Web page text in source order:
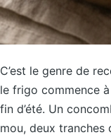
C’est le genre de
le frigo commence
fin d’été. Un
mou, deux